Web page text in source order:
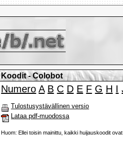
Koodit - Colobot
Numero A B C D E F G H I
Tulostusystävällinen versio
Lataa pdf-muodossa
Huom: Ellei toisin mainittu, kaikki huijauskoodit